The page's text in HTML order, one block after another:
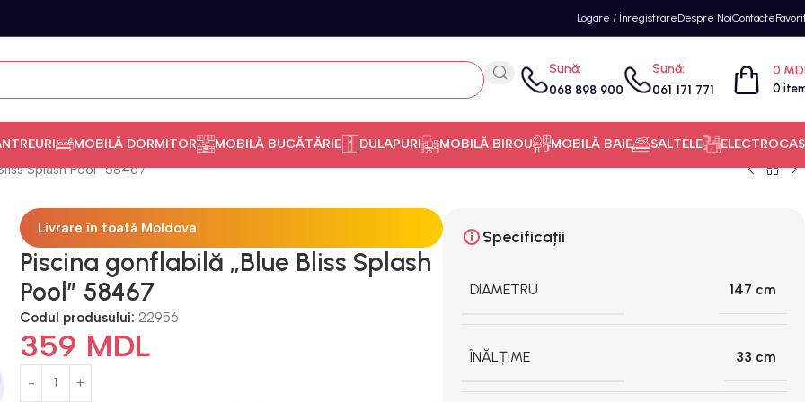
Logare / ÎnregistrareDespre NoiContacte
Sună:
068 898 900
Sună:
061 171 771 0
0
MOBILĂ DORMITOR MOBILĂ BUCĂTĂRIE DULAPURI MOBILĂ BIROU MOBILĂ BAIE SALTELE
Splash Pool” 58467
Livrare în toată Moldova
Piscina gonflabilă „Blue Bliss Splash
Pool” 58467
Codul produsului: 22956
359 MDL
Specificații
DIAMETRU 147 cm
ÎNĂLȚIME 33 cm